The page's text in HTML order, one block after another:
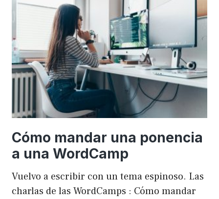
Windows
masivamente
Cómo mandar una ponencia
a una WordCamp
Vuelvo a escribir con un tema espinoso. Las
charlas de las WordCamps : Cómo mandar